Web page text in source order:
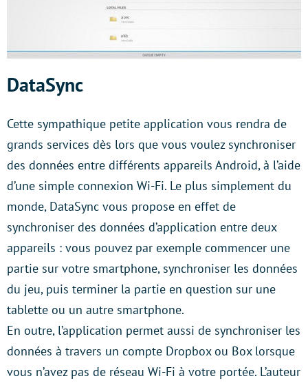
DataSync
Cette sympathique petite application vous rendra de
grands services dès lors que vous voulez synchroniser
des données entre différents appareils Android, à l’aide
d’une simple connexion Wi-Fi. Le plus simplement du
monde, DataSync vous propose en effet de
synchroniser des données d’application entre deux
appareils : vous pouvez par exemple commencer une
partie sur votre smartphone, synchroniser les données
du jeu, puis terminer la partie en question sur une
tablette ou un autre smartphone.
En outre, l’application permet aussi de synchroniser les
données à travers un compte Dropbox ou Box lorsque
vous n’avez pas de réseau Wi-Fi à votre portée. L’auteur